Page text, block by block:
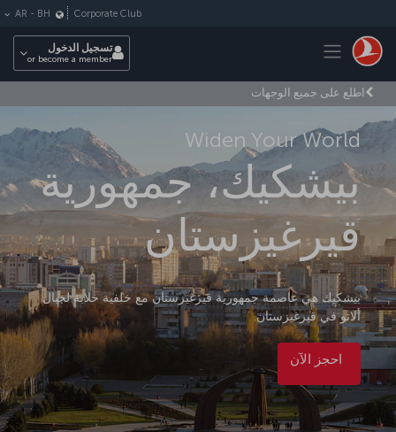
Toggle navigation
Corporate Club
AR - BH
تسجيل الدخول
or become a member
اطلع على جميع الوجهات
Widen Your World
بيشكيك، جمهورية
قيرغيزستان
بيشكيك هي عاصمة جمهورية قيرغيزستان مع خلفية خلابة لجبال
ألاتو في قيرغيزستان.
احجز الآن